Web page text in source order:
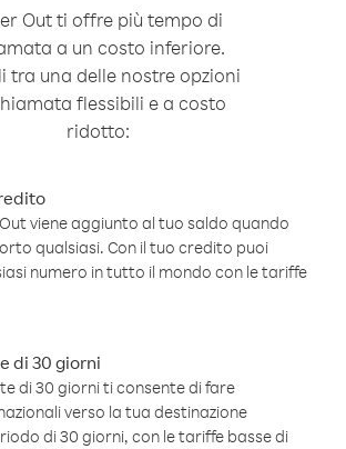
Out ti offre più tempo di
a un costo inferiore.
tra una delle nostre opzioni
flessibili e a costo
ridotto:
viene aggiunto al tuo saldo quando
qualsiasi. Con il tuo credito puoi
numero in tutto il mondo con le tariffe
di 30 giorni
di 30 giorni ti consente di fare
verso la tua destinazione
di 30 giorni, con le tariffe basse di